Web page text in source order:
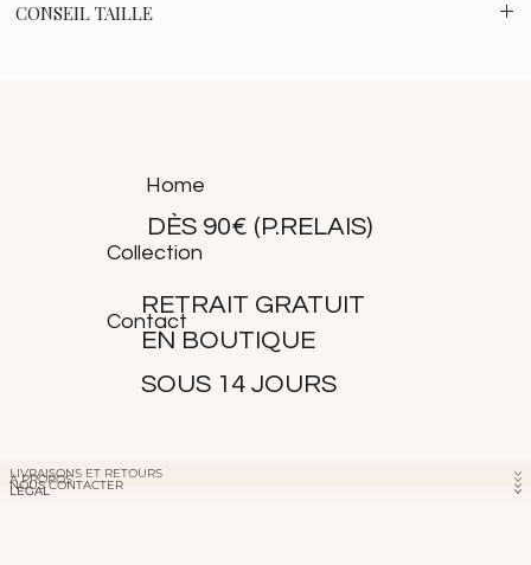
Lavage en machine à 30°
CONSEIL TAILLE
Collection
Contact
Home
LIVRAISONS ET RETOURS
À PROPOS
NOUS CONTACTER
LÉGAL
DÈS 90€ (P.RELAIS)
RETRAIT GRATUIT
EN BOUTIQUE
SOUS 14 JOURS